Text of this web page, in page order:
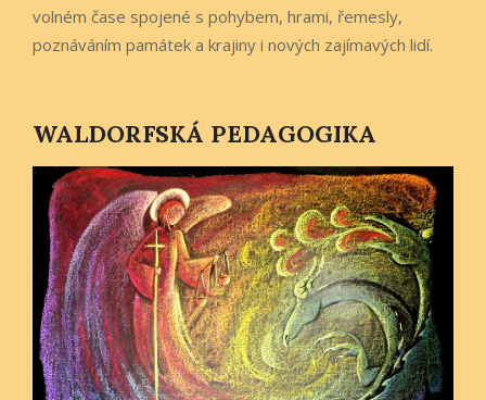
volném čase spojené s pohybem, hrami, řemesly,
poznáváním památek a krajiny i nových zajímavých lidí.
WALDORFSKÁ PEDAGOGIKA